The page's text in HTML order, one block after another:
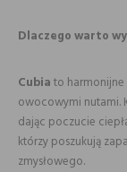
Dlaczego warto
Cubiato harmonijne
owocowymi nutami.
dając poczucie
którzy poszukują
zmysłowego.